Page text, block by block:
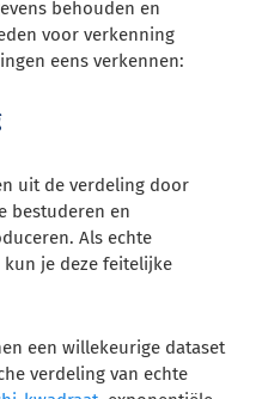
behouden en
voor verkenning
eens verkennen:
uit de verdeling door
bestuderen en
Als echte
kun je deze feitelijke
een willekeurige dataset
verdeling van echte